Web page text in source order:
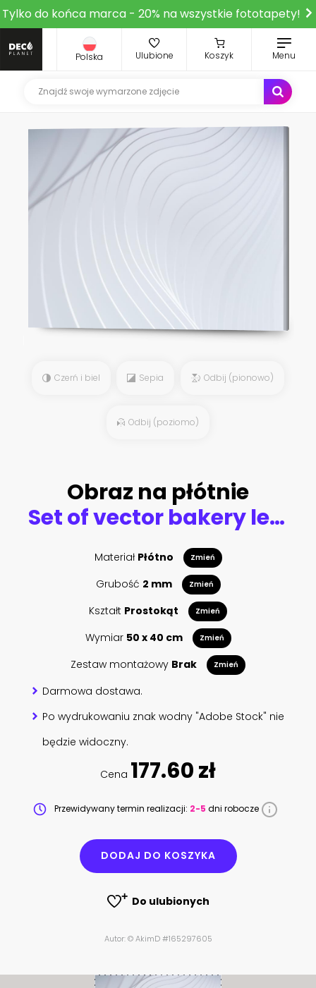
Tylko do końca marca - 20% na wszystkie fototapety!
Polska Ulubione Koszyk Menu
Czerń i biel Sepia Odbij (pionowo)
Odbij (poziomo)
Obraz na płótnie
Set of vector bakery lettering posters, greeting cards, decoration, prints. Hand drawn typography design elements. Handwritten lettering. Modern ink brush calligraphy.
Materiał Płótno Zmień
Grubość 2 mm Zmień
Kształt Prostokąt Zmień
Wymiar 50 x 40 cm Zmień
Zestaw montażowy Brak Zmień
Darmowa dostawa.
Po wydrukowaniu znak wodny "Adobe Stock" nie
będzie widoczny.
Cena 177.60 zł
Przewidywany termin realizacji: 2-5 dni robocze
DODAJ DO KOSZYKA
Do ulubionych
Autor: © AkimD #165297605